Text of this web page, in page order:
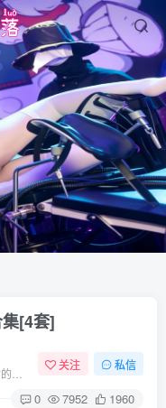
[4套]
关注 私信
0 7952 1960